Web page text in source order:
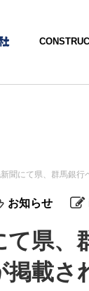
新聞にて県、群馬銀
お知らせ
て県、
載さ